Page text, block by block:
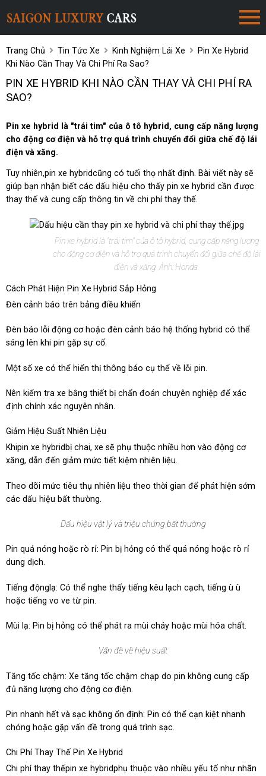
Trang Chủ Tin Tức Xe Kinh Nghiệm Lái Xe
Pin Xe Hybrid
Khi Nào Cần Thay Và Chi Phí Ra Sao?
PIN XE HYBRID KHI NÀO CẦN THAY VÀ CHI PHÍ RA
SAO?
Pin xe hybrid là "trái tim" của ô tô hybrid, cung cấp năng lượng
cho động cơ điện và hỗ trợ quá trình chuyển đổi giữa chế độ lái
điện và xăng.
Tuy nhiên,pin xe hybridcũng có tuổi thọ nhất định. Bài viết này sẽ
giúp bạn nhận biết các dấu hiệu cho thấy pin xe hybrid cần được
thay thế và cung cấp thông tin về chi phí thay thế.
Pin xe hybrid là "trái tim" của ô tô hybrid, cung cấp năng lượng
cho động cơ điện và hỗ trợ quá trình chuyển đổi giữa chế độ lái
điện và xăng. Ảnh: Honda.
Cách Phát Hiện Pin Xe Hybrid Sắp Hỏng
Đèn cảnh báo trên bảng điều khiển
Đèn báo lỗi động cơ hoặc đèn cảnh báo hệ thống hybrid có thể
sáng lên khi pin gặp sự cố.
Một số xe có thể hiển thị thông báo cụ thể về lỗi pin.
Nên kiểm tra xe bằng thiết bị chẩn đoán chuyên nghiệp để xác
định chính xác nguyên nhân.
Giảm Hiệu Suất Nhiên Liệu
Khipin xe hybridbị chai, xe sẽ phụ thuộc nhiều hơn vào động cơ
xăng, dẫn đến giảm mức tiết kiệm nhiên liệu.
Theo dõi mức tiêu thụ nhiên liệu theo thời gian để phát hiện sớm
các dấu hiệu bất thường.
Dấu hiệu vật lý và triệu chứng bất thường
Pin quá nóng hoặc rò rỉ: Pin bị hỏng có thể quá nóng hoặc rò rỉ
dung dịch.
Tiếng độnglạ: Có thể nghe thấy tiếng kêu lạch cạch, tiếng ù ù
hoặc tiếng vo ve từ pin.
Mùi lạ: Pin bị hỏng có thể phát ra mùi cháy hoặc mùi hóa chất.
Vấn đề về hiệu suất
Tăng tốc chậm: Xe tăng tốc chậm chạp do pin không cung cấp
đủ năng lượng cho động cơ điện.
Pin nhanh hết và sạc không ổn định: Pin có thể cạn kiệt nhanh
chóng hoặc gặp vấn đề trong quá trình sạc.
Chi Phí Thay Thế Pin Xe Hybrid
Chi phí thay thếpin xe hybridphụ thuộc vào nhiều yếu tố như nhãn